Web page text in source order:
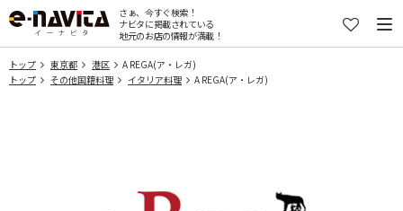
さぁ、今すぐ検索！
ナビタに掲載されている
地元のお店の情報が満載！
トップ 東京都 港区
A REGA(ア・レガ)
トップ
その他国籍料理 イタリア料理 A REGA(ア・レガ)